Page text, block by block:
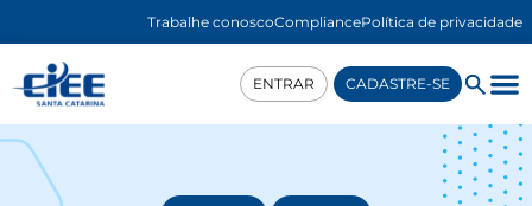
Trabalhe conoscoCompliancePolítica de privacidade
ENTRAR CADASTRE-SE